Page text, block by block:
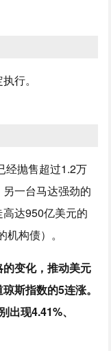
行。
经抛售超过1.2万
一台马达强劲的
达950亿美元的
构债）。
变化，推动美元
斯指数的5连涨。
现4.41%、